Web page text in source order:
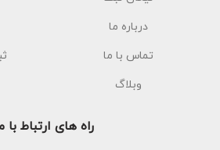
درباره ما
تماس با ما
وبلاگ
راه های ارتباط با